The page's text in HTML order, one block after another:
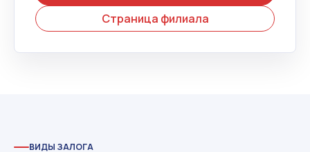
Страница филиала
ВИДЫ ЗАЛОГА